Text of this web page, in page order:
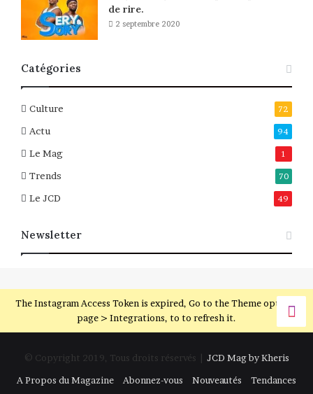
de rire.
2 septembre 2020
Catégories
Culture 72
Actu 94
Le Mag 1
Trends 70
Le JCD 49
Newsletter
The Instagram Access Token is expired, Go to the Theme options
page > Integrations, to to refresh it.
© Copyright 2019, Tous droits réservés | JCD Mag by Kheris
A Propos du Magazine
Abonnez-vous Nouveautés Tendances